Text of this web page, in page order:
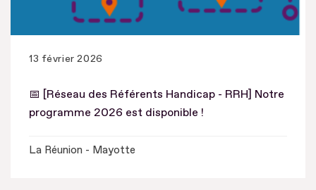
13 février 2026
📅 [Réseau des Référents Handicap - RRH] Notre
programme 2026 est disponible !
La Réunion - Mayotte